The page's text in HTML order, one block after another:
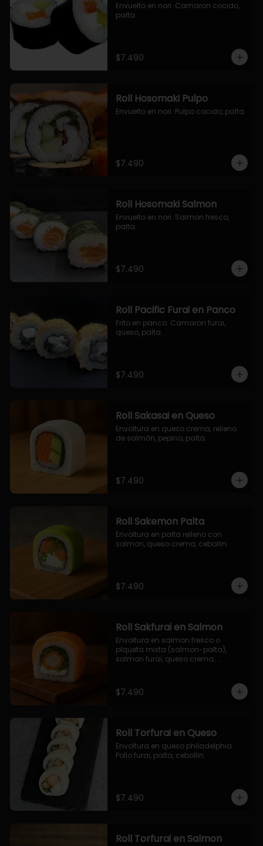
Envuelto en nori. Camaron cocido,
palta.
$7.490
Roll Hosomaki Pulpo
Envuelto en nori. Pulpo cocido, palta.
$7.490
Roll Hosomaki Salmon
Envuelto en nori. Salmon fresco,
palta.
$7.490
Roll Pacific Furai en Panco
Frito en panco. Camaron furai,
queso, palta.
$7.490
Roll Sakasai en Queso
Envoltura en queso crema, relleno
de salmón, pepino, palta.
$7.490
Roll Sakemon Palta
Envoltura en palta relleno con
salmon, queso crema, cebollin.
$7.490
Roll Sakfurai en Salmon
Envoltura en salmon fresco o
plqueta mixta (salmon-palta),
salmon furai, queso crema,
$7.490
Roll Torfurai en Queso
Envoltura en queso philadelphia.
Pollo furai, palta, cebollin.
$7.490
Roll Torfurai en Salmon